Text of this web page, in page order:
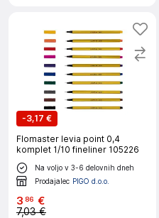
-3,17 €
Flomaster levia point 0,4
komplet 1/10 fineliner 105226
Na voljo v 3-6 delovnih dneh
Prodajalec PIGO d.o.o.
3 86 €
7,03 €